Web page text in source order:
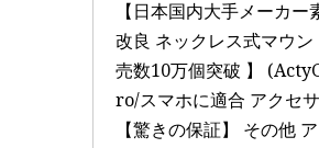
【日本国内大手メーカー
改良 ネックレス式マウン
売数10万個突破 】
ro/スマホに適合 アクセ
【驚きの保証】 その他